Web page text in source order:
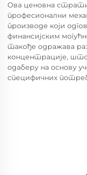
Ова ценовна
професионални
производе који
финансијским
такође одражава
концентрације,
одаберу на основу
специфичних